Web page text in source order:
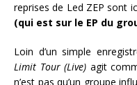
reprises de Led ZEP sont
(qui est sur le EP du
Loin d’un simple
Limit Tour (Live) agit
n’est pas qu’un groupe